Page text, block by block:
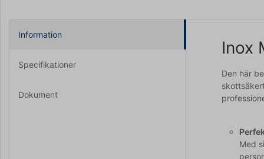
Information
Specifikationer
Dokument
Inox
Den här
Med